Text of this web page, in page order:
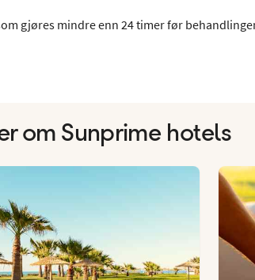
gjøres mindre enn 24 timer før
om Sunprime hotels